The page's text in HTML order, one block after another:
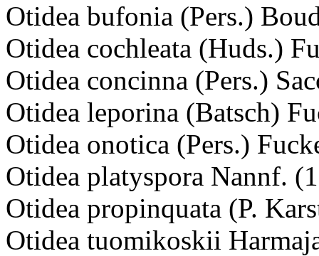
Otidea bufonia (Pers.)
Otidea cochleata (Huds.)
Otidea concinna (Pers.)
Otidea leporina (Batsch)
Otidea onotica (Pers.)
Otidea platyspora Nannf.
Otidea propinquata (P.
Otidea tuomikoskii